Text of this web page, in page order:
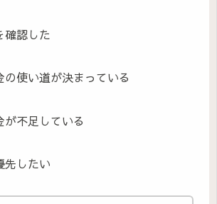
認した
使い道が決まっている
不足している
したい